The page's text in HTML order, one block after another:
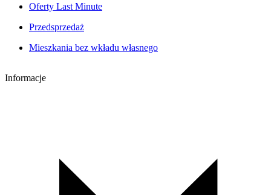
Oferty Last Minute
Przedsprzedaż
Mieszkania bez wkładu własnego
Informacje